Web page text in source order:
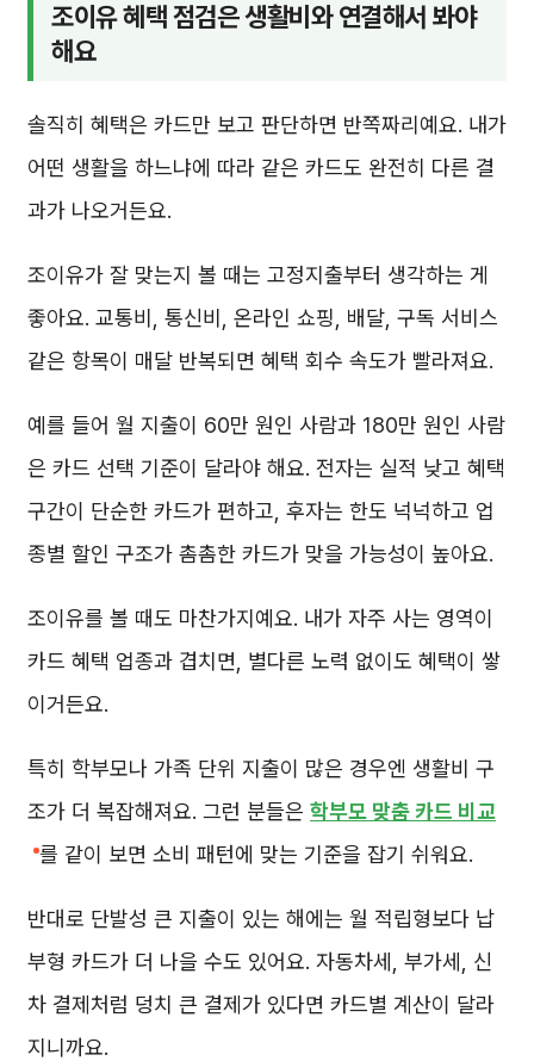
조이유 혜택 점검은 생활비와 연결해서 봐야
해요
솔직히 혜택은 카드만 보고 판단하면 반쪽짜리예요. 내가
어떤 생활을 하느냐에 따라 같은 카드도 완전히 다른 결
과가 나오거든요.
조이유가 잘 맞는지 볼 때는 고정지출부터 생각하는 게
좋아요. 교통비, 통신비, 온라인 쇼핑, 배달, 구독 서비스
같은 항목이 매달 반복되면 혜택 회수 속도가 빨라져요.
예를 들어 월 지출이 60만 원인 사람과 180만 원인 사람
은 카드 선택 기준이 달라야 해요. 전자는 실적 낮고 혜택
구간이 단순한 카드가 편하고, 후자는 한도 넉넉하고 업
종별 할인 구조가 촘촘한 카드가 맞을 가능성이 높아요.
조이유를 볼 때도 마찬가지예요. 내가 자주 사는 영역이
카드 혜택 업종과 겹치면, 별다른 노력 없이도 혜택이 쌓
이거든요.
특히 학부모나 가족 단위 지출이 많은 경우엔 생활비 구
조가 더 복잡해져요. 그런 분들은 학부모 맞춤 카드 비교
를 같이 보면 소비 패턴에 맞는 기준을 잡기 쉬워요.
반대로 단발성 큰 지출이 있는 해에는 월 적립형보다 납
부형 카드가 더 나을 수도 있어요. 자동차세, 부가세, 신
차 결제처럼 덩치 큰 결제가 있다면 카드별 계산이 달라
지니까요.